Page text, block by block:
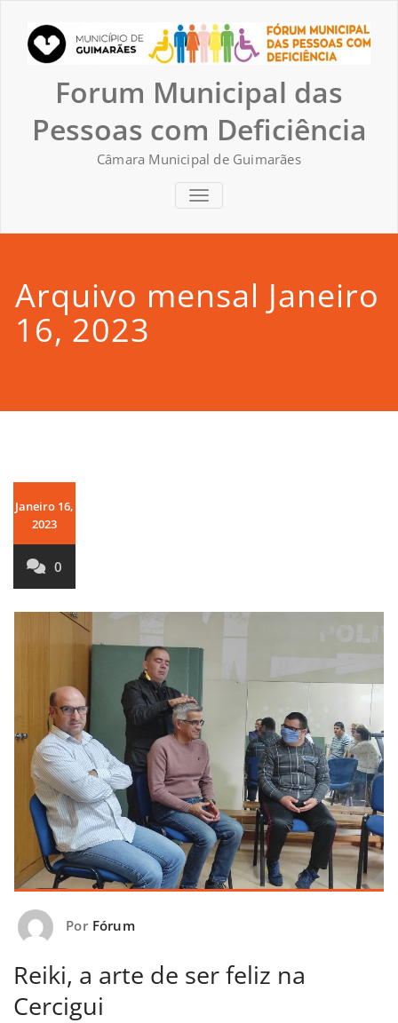
content
Forum Municipal das
Pessoas com Deficiência
Câmara Municipal de Guimarães
TOGGLE NAVIGATION
Arquivo mensal Janeiro
16, 2023
Janeiro 16,
2023
0
Por Fórum
Reiki, a arte de ser feliz na
Cercigui